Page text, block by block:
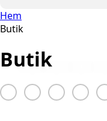
Hem
Butik
Butik
Färg
Grå Beige Cream